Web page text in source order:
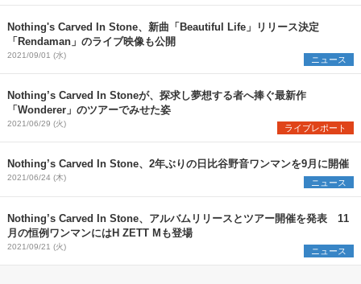
Nothing's Carved In Stone、新曲「Beautiful Life」リリース決定
「Rendaman」のライブ映像も公開
2021/09/01 (水) ニュース
Nothing’s Carved In Stoneが、探求し夢想する者へ捧ぐ最新作
「Wonderer」のツアーでみせた姿
2021/06/29 (火) ライブレポート
Nothing’s Carved In Stone、2年ぶりの日比谷野音ワンマンを9月に開催
2021/06/24 (木) ニュース
Nothing’s Carved In Stone、アルバムリリースとツアー開催を発表 11
月の恒例ワンマンにはH ZETT Mも登場
2021/09/21 (火) ニュース